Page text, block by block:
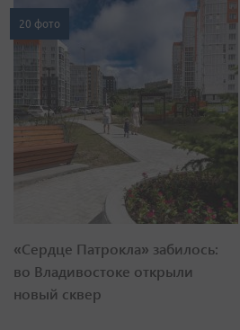
20 фото
«Сердце Патрокла» забилось:
во Владивостоке открыли
новый сквер